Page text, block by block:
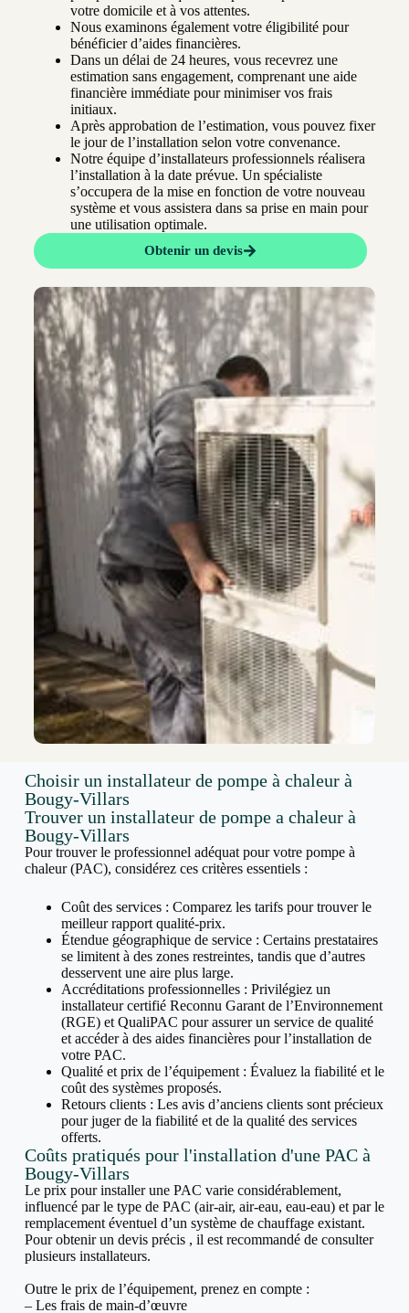
votre domicile et à vos attentes.
Nous examinons également votre éligibilité pour
bénéficier d’aides financières.
Dans un délai de 24 heures, vous recevrez une
estimation sans engagement, comprenant une aide
financière immédiate pour minimiser vos frais
initiaux.
Après approbation de l’estimation, vous pouvez fixer
le jour de l’installation selon votre convenance.
Notre équipe d’installateurs professionnels réalisera
l’installation à la date prévue. Un spécialiste
s’occupera de la mise en fonction de votre nouveau
système et vous assistera dans sa prise en main pour
une utilisation optimale.
Obtenir un devis
Choisir un installateur de pompe à chaleur à
Bougy-Villars
Trouver un installateur de pompe a chaleur à
Bougy-Villars
Pour trouver le professionnel adéquat pour votre pompe à
chaleur (PAC), considérez ces critères essentiels :
Coût des services : Comparez les tarifs pour trouver le
meilleur rapport qualité-prix.
Étendue géographique de service : Certains prestataires
se limitent à des zones restreintes, tandis que d’autres
desservent une aire plus large.
Accréditations professionnelles : Privilégiez un
installateur certifié Reconnu Garant de l’Environnement
(RGE) et QualiPAC pour assurer un service de qualité
et accéder à des aides financières pour l’installation de
votre PAC.
Qualité et prix de l’équipement : Évaluez la fiabilité et le
coût des systèmes proposés.
Retours clients : Les avis d’anciens clients sont précieux
pour juger de la fiabilité et de la qualité des services
offerts.
Coûts pratiqués pour l'installation d'une PAC à
Bougy-Villars
Le prix pour installer une PAC varie considérablement,
influencé par le type de PAC (air-air, air-eau, eau-eau) et par le
remplacement éventuel d’un système de chauffage existant.
Pour obtenir un devis précis , il est recommandé de consulter
plusieurs installateurs.
Outre le prix de l’équipement, prenez en compte :
– Les frais de main-d’œuvre